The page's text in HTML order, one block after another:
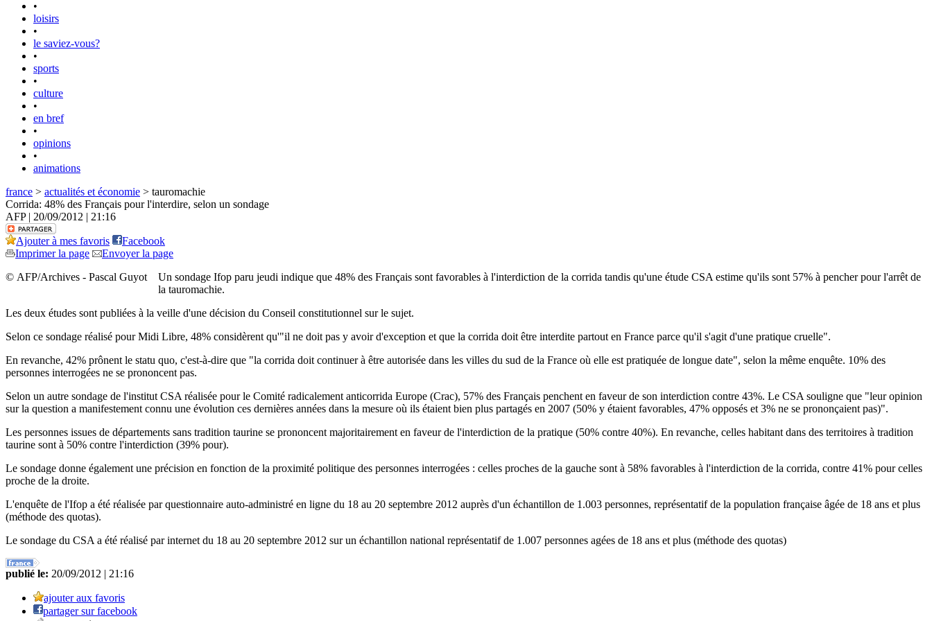
•
loisirs
•
le saviez-vous?
•
sports
•
culture
•
en bref
•
opinions
•
animations
france > actualités et économie > tauromachie
Corrida: 48% des Français pour l'interdire, selon un sondage
AFP | 20/09/2012 | 21:16
Ajouter à mes favoris
Facebook
Imprimer la page
Envoyer la page
© AFP/Archives - Pascal Guyot
Un sondage Ifop paru jeudi indique que 48% des Français sont favorables à l'interdiction de la corrida tandis qu'une étude CSA estime qu'ils sont 57% à pencher pour l'arrêt de
la tauromachie.
Les deux études sont publiées à la veille d'une décision du Conseil constitutionnel sur le sujet.
Selon ce sondage réalisé pour Midi Libre, 48% considèrent qu'"il ne doit pas y avoir d'exception et que la corrida doit être interdite partout en France parce qu'il s'agit d'une pratique cruelle".
En revanche, 42% prônent le statu quo, c'est-à-dire que "la corrida doit continuer à être autorisée dans les villes du sud de la France où elle est pratiquée de longue date", selon la même enquête. 10% des
personnes interrogées ne se prononcent pas.
Selon un autre sondage de l'institut CSA réalisée pour le Comité radicalement anticorrida Europe (Crac), 57% des Français penchent en faveur de son interdiction contre 43%. Le CSA souligne que "leur opinion
sur la question a manifestement connu une évolution ces dernières années dans la mesure où ils étaient bien plus partagés en 2007 (50% y étaient favorables, 47% opposés et 3% ne se prononçaient pas)".
Les personnes issues de départements sans tradition taurine se prononcent majoritairement en faveur de l'interdiction de la pratique (50% contre 40%). En revanche, celles habitant dans des territoires à tradition
taurine sont à 50% contre l'interdiction (39% pour).
Le sondage donne également une précision en fonction de la proximité politique des personnes interrogées : celles proches de la gauche sont à 58% favorables à l'interdiction de la corrida, contre 41% pour celles
proche de la droite.
L'enquête de l'Ifop a été réalisée par questionnaire auto-administré en ligne du 18 au 20 septembre 2012 auprès d'un échantillon de 1.003 personnes, représentatif de la population française âgée de 18 ans et plus
(méthode des quotas).
Le sondage du CSA a été réalisé par internet du 18 au 20 septembre 2012 sur un échantillon national représentatif de 1.007 personnes agées de 18 ans et plus (méthode des quotas)
publié le: 20/09/2012 | 21:16
ajouter aux favoris
partager sur facebook